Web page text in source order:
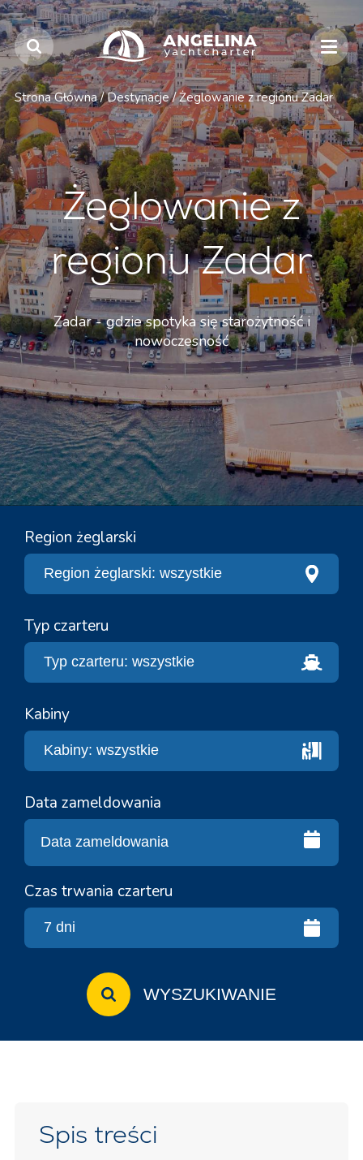
Strona Główna / Destynacje / Żeglowanie z regionu Zadar
Żeglowanie z
regionu Zadar
Zadar - gdzie spotyka się starożytność i
nowoczesność
Region żeglarski
Typ czarteru
Kabiny
Data zameldowania
Czas trwania czarteru
WYSZUKIWANIE
Spis treści